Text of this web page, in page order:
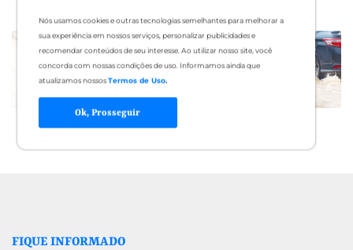
Nós usamos cookies e outras tecnologias semelhantes para melhorar a
sua experiência em nossos serviços, personalizar publicidades e
recomendar conteúdos de seu interesse. Ao utilizar nosso site, você
concorda com nossas condições de uso. Informamos ainda que
atualizamos nossosTermos de Uso.
Ok, Prosseguir
FIQUE INFORMADO